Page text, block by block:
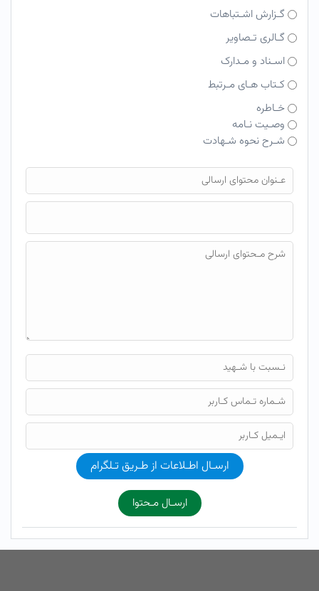
گـزارش اشـتباهات
گـالری تـصاویر
اسـناد و مـدارک
کـتاب هـای مـرتبط
خـاطره
وصـیت نـامه
شـرح نحوه شـهادت
فایل محتوای ارسالی
ارسـال اطـلاعات از طـریق تـلگرام
ارسـال مـحتوا